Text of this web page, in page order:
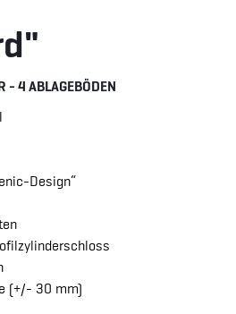
- 4 ABLAGEBÖDEN
Design“
(+/- 30 mm)